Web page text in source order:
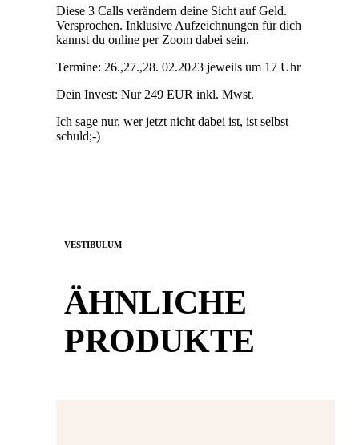
Diese 3 Calls verändern deine Sicht auf Geld.
Versprochen. Inklusive Aufzeichnungen für dich
kannst du online per Zoom dabei sein.
Termine: 26.,27.,28. 02.2023 jeweils um 17 Uhr
Dein Invest: Nur 249 EUR inkl. Mwst.
Ich sage nur, wer jetzt nicht dabei ist, ist selbst
schuld;-)
VESTIBULUM
ÄHNLICHE
PRODUKTE